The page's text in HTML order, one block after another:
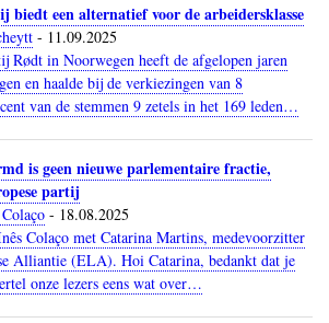
biedt een alternatief voor de arbeidersklasse
- 11.09.2025
Rødt in Noorwegen heeft de afgelopen jaren
en haalde bij de verkiezingen van 8
van de stemmen 9 zetels in het 169 leden…
is geen nieuwe parlementaire fractie,
partij
- 18.08.2025
Colaço met Catarina Martins, medevoorzitter
Alliantie (ELA). Hoi Catarina, bedankt dat je
onze lezers eens wat over…